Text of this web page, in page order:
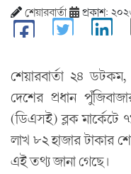
শেয়ারবার্তা প্রকাশ:
শেয়ারবার্তা ২৪ ডটকম,
দেশের প্রধান
(ডিএসই) ব্লক মার্কেটে
লাখ ৮২ হাজার টাকার
এই তথ্য জানা গেছে।